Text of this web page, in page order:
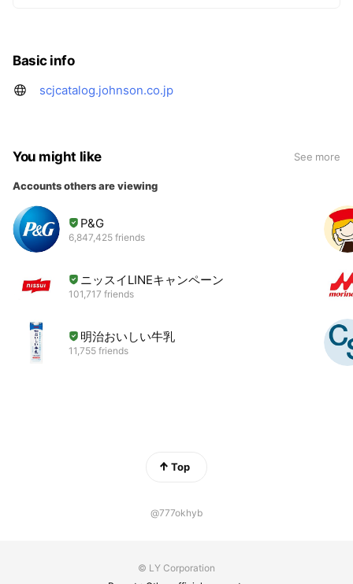
Basic info
scjcatalog.johnson.co.jp
You might like See more
Accounts others are viewing
P&G
6,847,425 friends
ニッスイLINEキャンペーン
101,717 friends
明治おいしい牛乳
11,755 friends
Top
@777okhyb
© LY Corporation